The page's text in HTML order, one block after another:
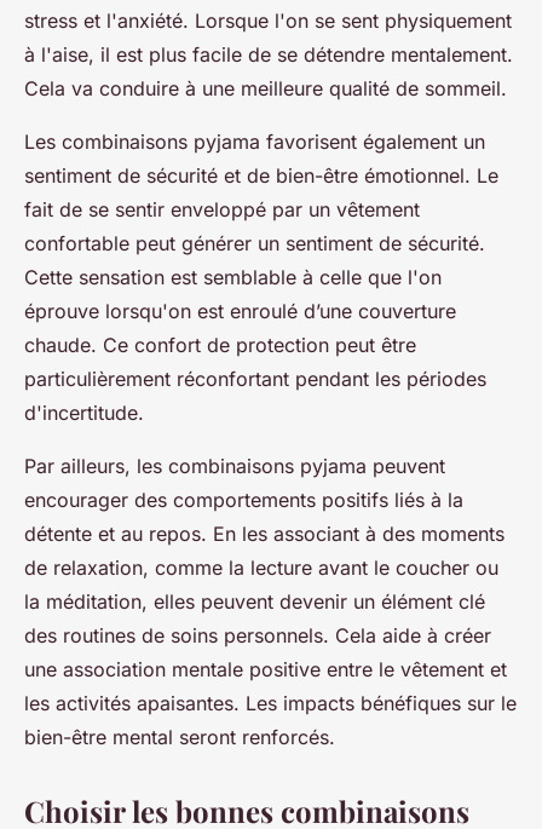
stress et l'anxiété. Lorsque l'on se sent physiquement
à l'aise, il est plus facile de se détendre mentalement.
Cela va conduire à une meilleure qualité de sommeil.
Les combinaisons pyjama favorisent également un
sentiment de sécurité et de bien-être émotionnel. Le
fait de se sentir enveloppé par un vêtement
confortable peut générer un sentiment de sécurité.
Cette sensation est semblable à celle que l'on
éprouve lorsqu'on est enroulé d’une couverture
chaude. Ce confort de protection peut être
particulièrement réconfortant pendant les périodes
d'incertitude.
Par ailleurs, les combinaisons pyjama peuvent
encourager des comportements positifs liés à la
détente et au repos. En les associant à des moments
de relaxation, comme la lecture avant le coucher ou
la méditation, elles peuvent devenir un élément clé
des routines de soins personnels. Cela aide à créer
une association mentale positive entre le vêtement et
les activités apaisantes. Les impacts bénéfiques sur le
bien-être mental seront renforcés.
Choisir les bonnes combinaisons